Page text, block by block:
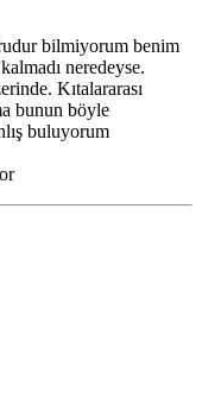
bilmiyorum benim
neredeyse.
Kıtalararası
bunun böyle
buluyorum